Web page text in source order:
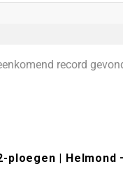
record
| Helmond